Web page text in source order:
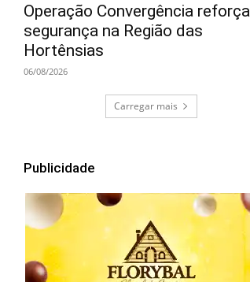
Operação Convergência reforça
segurança na Região das
Hortênsias
06/08/2026
Carregar mais
Publicidade